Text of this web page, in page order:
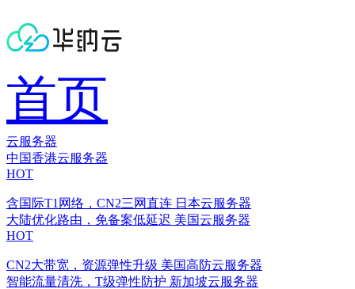
首页
云服务器
中国香港云服务器
HOT
含国际T1网络，CN2三网直连 日本云服务器
大陆优化路由，免备案低延迟 美国云服务器
HOT
CN2大带宽，资源弹性升级 美国高防云服务器
智能流量清洗，T级弹性防护 新加坡云服务器